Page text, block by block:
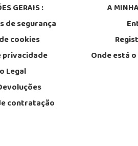
GERAIS :
de segurança
cookies
privacidade
Legal
contratação
A
Onde está